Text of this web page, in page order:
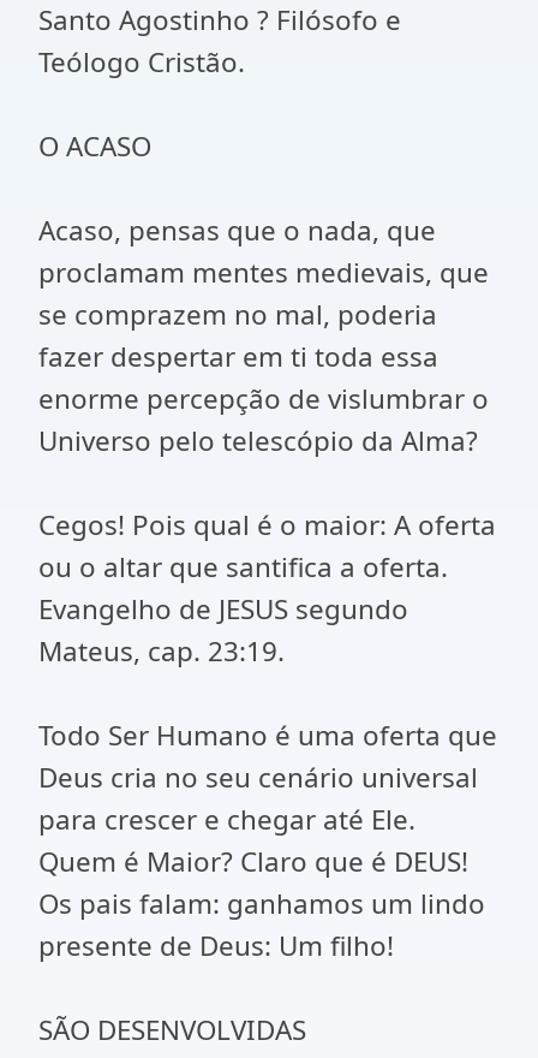
Santo Agostinho ? Filósofo e
Teólogo Cristão.
O ACASO
Acaso, pensas que o nada, que
proclamam mentes medievais, que
se comprazem no mal, poderia
fazer despertar em ti toda essa
enorme percepção de vislumbrar o
Universo pelo telescópio da Alma?
Cegos! Pois qual é o maior: A oferta
ou o altar que santifica a oferta.
Evangelho de JESUS segundo
Mateus, cap. 23:19.
Todo Ser Humano é uma oferta que
Deus cria no seu cenário universal
para crescer e chegar até Ele.
Quem é Maior? Claro que é DEUS!
Os pais falam: ganhamos um lindo
presente de Deus: Um filho!
SÃO DESENVOLVIDAS